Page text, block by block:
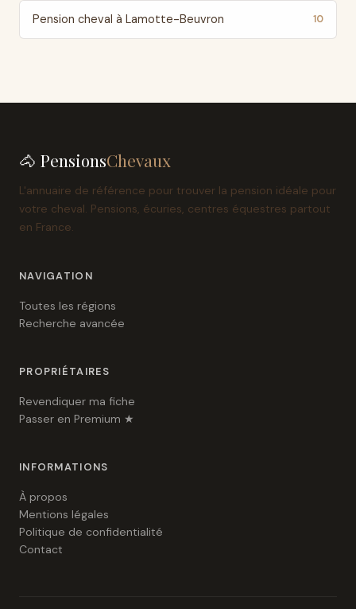
Pension cheval à Lamotte-Beuvron 10
🐴 PensionsChevaux
L'annuaire de référence pour trouver la pension idéale pour
votre cheval. Pensions, écuries, centres équestres partout
en France.
NAVIGATION
Toutes les régions
Recherche avancée
PROPRIÉTAIRES
Revendiquer ma fiche
Passer en Premium ★
INFORMATIONS
À propos
Mentions légales
Politique de confidentialité
Contact